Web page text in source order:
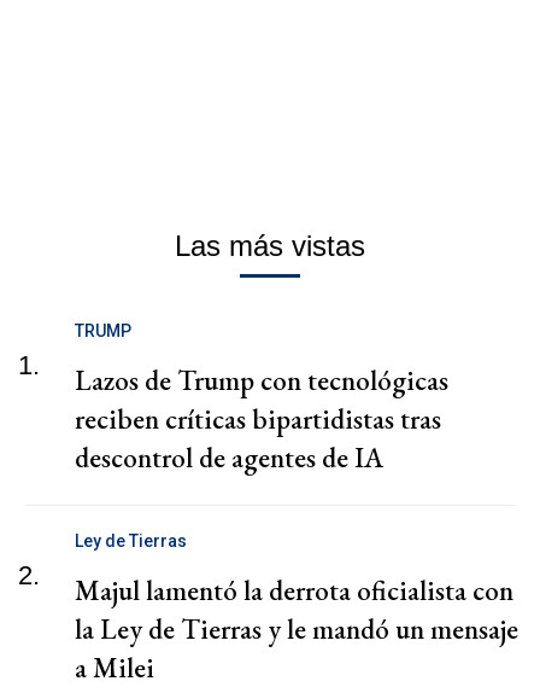
Las más vistas
1.
TRUMP
Lazos de Trump con tecnológicas
reciben críticas bipartidistas tras
descontrol de agentes de IA
2.
Ley de Tierras
Majul lamentó la derrota oficialista con
la Ley de Tierras y le mandó un mensaje
a Milei